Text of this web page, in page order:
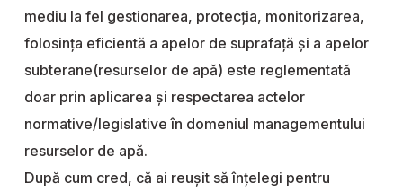
mediu la fel gestionarea, protecţia, monitorizarea,
folosinţa eficientă a apelor de suprafaţă şi a apelor
subterane(resurselor de apă) este reglementată
doar prin aplicarea și respectarea actelor
normative/legislative în domeniul managementului
resurselor de apă.
După cum cred, că ai reușit să înțelegi pentru